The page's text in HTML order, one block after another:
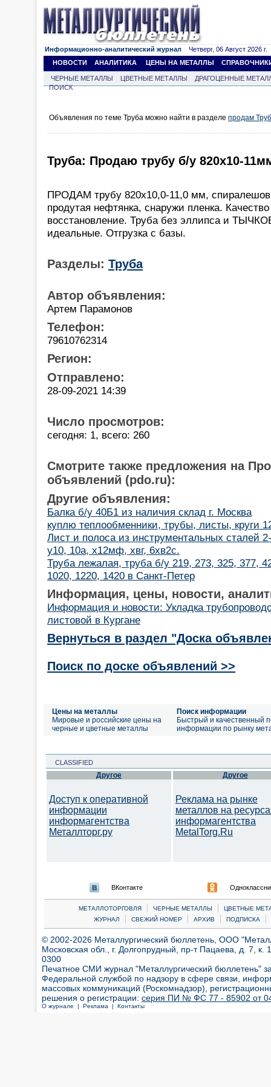
Информационно-аналитический журнал Четверг, 06 Август 2026 г.
НОВОСТИ
АНАЛИТИКА ЦЕНЫ НА МЕТАЛЛЫ
ЧЕРНЫЕ МЕТАЛЛЫ ЦВЕТНЫЕ МЕТАЛЛЫ
ДРАГОЦЕННЫЕ
ПОИСК
Объявления по теме Труба можно найти в разделе продам
Труба: Продаю трубу б/у 820х10-
ПРОДАМ трубу 820х10,0-11,0 мм,
продутая нефтянка, снаружи пленка.
восстановление. Труба без эллипса и
идеальные. Отгрузка с базы.
Разделы: Труба
Автор объявления:
Артем Парамонов
Телефон:
79610762314
Регион:
Отправлено:
28-09-2021 14:39
Число просмотров:
сегодня: 1, всего: 260
Смотрите также предложения на
объявлений (pdo.ru):
Другие объявления:
Балка б/у 40Б1 из наличия склад г. Москва
куплю теплообменники, трубы, листы, круги
Лист и полоса из инструментальных сталей
у10, 10а, х12мф, хвг, 6хв2с.
Труба лежалая, труба б/у 219, 273, 325, 377,
1020, 1220, 1420 в Санкт-Петер
Информация, цены, новости,
Информация и новости: Укладка
листовой в Кургане
Вернуться в раздел "Доска
Поиск по доске объявлений >>
Цены на металлы
Мировые и российские цены на
черные и цветные металлы
Поиск информации
Быстрый и качественный
информации по рынку
CLASSIFIED
Другое
Доступ к оперативной
информации
информагентства
Металлторг.ру
Другое
Реклама на рынке
металлов на
информагентства
MetalTorg.Ru
ВКонтакте
МЕТАЛЛОТОРГОВЛЯ | ЧЕРНЫЕ МЕТАЛЛЫ |
ЦВЕТНЫЕ
ЖУРНАЛ
| СВЕЖИЙ НОМЕР | АРХИВ | ПОДПИСКА |
© 2002-2026 Металлургический бюллетень, ООО
Московская обл., г. Долгопрудный, пр-т Пацаева, д. 7,
0300
Печатное СМИ журнал "Металлургический бюллетень"
Федеральной службой по надзору в сфере связи,
массовых коммуникаций (Роскомнадзор),
решения о регистрации: серия ПИ № ФС 77 - 85902 от 04
О журнале | Реклама | Контакты